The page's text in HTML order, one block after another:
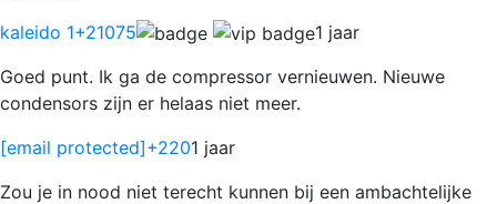
kaleido 1+21075
1 jaar
Goed punt. Ik ga de compressor vernieuwen. Nieuwe
condensors zijn er helaas niet meer.
[email protected]+2201 jaar
Zou je in nood niet terecht kunnen bij een ambachtelijke